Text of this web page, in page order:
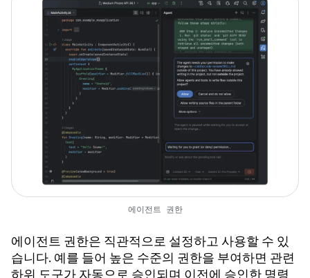
에이전트 권한
에이전트 권한은 직관적으로 설정하고 사용할 수 있
습니다. 예를 들어 높은 수준의 권한을 부여하면 관련
하위 도구가 자동으로 승인되며 이전에 승인한 명령